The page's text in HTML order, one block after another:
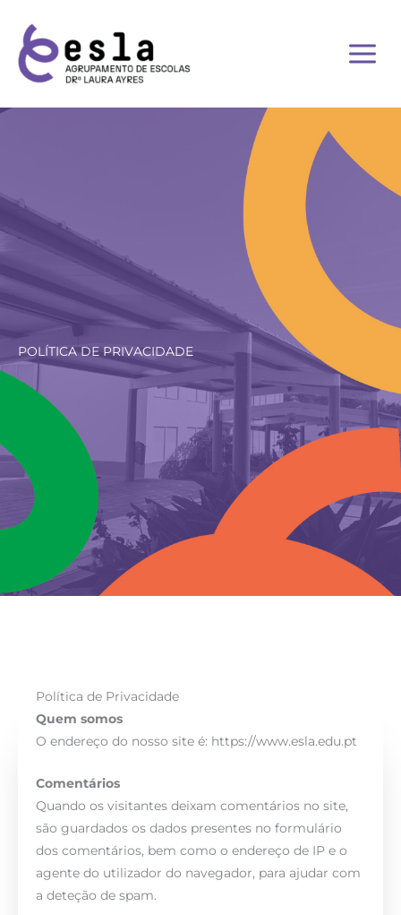
content
POLÍTICA DE PRIVACIDADE
Política de Privacidade
Quem somos
O endereço do nosso site é: https://www.esla.edu.pt
Comentários
Quando os visitantes deixam comentários no site,
são guardados os dados presentes no formulário
dos comentários, bem como o endereço de IP e o
agente do utilizador do navegador, para ajudar com
a deteção de spam.